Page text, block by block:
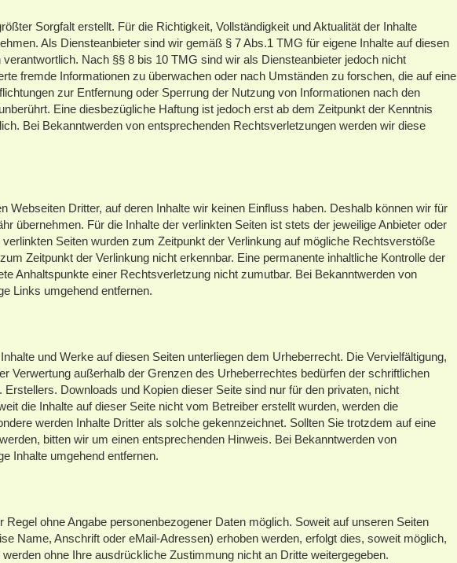
Sorgfalt erstellt. Für die Richtigkeit, Vollständigkeit und Aktualität der Inhalte
Als Diensteanbieter sind wir gemäß § 7 Abs.1 TMG für eigene Inhalte auf diesen
Nach §§ 8 bis 10 TMG sind wir als Diensteanbieter jedoch nicht
fremde Informationen zu überwachen oder nach Umständen zu forschen, die auf eine
zur Entfernung oder Sperrung der Nutzung von Informationen nach den
Eine diesbezügliche Haftung ist jedoch erst ab dem Zeitpunkt der Kenntnis
Bei Bekanntwerden von entsprechenden Rechtsverletzungen werden wir diese
Webseiten Dritter, auf deren Inhalte wir keinen Einfluss haben. Deshalb können wir für
übernehmen. Für die Inhalte der verlinkten Seiten ist stets der jeweilige Anbieter oder
Seiten wurden zum Zeitpunkt der Verlinkung auf mögliche Rechtsverstöße
Zeitpunkt der Verlinkung nicht erkennbar. Eine permanente inhaltliche Kontrolle der
Anhaltspunkte einer Rechtsverletzung nicht zumutbar. Bei Bekanntwerden von
Links umgehend entfernen.
und Werke auf diesen Seiten unterliegen dem Urheberrecht. Die Vervielfältigung,
Verwertung außerhalb der Grenzen des Urheberrechtes bedürfen der schriftlichen
Downloads und Kopien dieser Seite sind nur für den privaten, nicht
die Inhalte auf dieser Seite nicht vom Betreiber erstellt wurden, werden die
werden Inhalte Dritter als solche gekennzeichnet. Sollten Sie trotzdem auf eine
bitten wir um einen entsprechenden Hinweis. Bei Bekanntwerden von
Inhalte umgehend entfernen.
ohne Angabe personenbezogener Daten möglich. Soweit auf unseren Seiten
Name, Anschrift oder eMail-Adressen) erhoben werden, erfolgt dies, soweit möglich,
ohne Ihre ausdrückliche Zustimmung nicht an Dritte weitergegeben.